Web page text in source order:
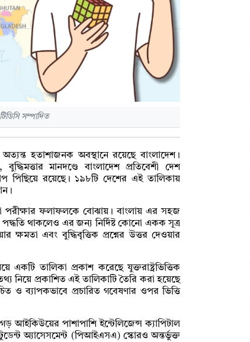
সম্পাদিত
হতাশাজনক অবস্থানে রয়েছে বাংলাদেশ।
মানদণ্ডে বাংলাদেশ প্রতিবেশী দেশ
পিছিয়ে রয়েছে। ১৯৮টি দেশের এই তালিকায়
পরীক্ষার ফলাফলকে বোঝায়। বাংলায় এর সহজ
পদ্ধতি থাকলেও এর জন্য নির্দিষ্ট কোনো একক সূত্র
ক্ষমতা এবং বুদ্ধিবৃত্তিক প্রশ্নের উত্তর দেওয়ার
একটি তালিকা প্রকাশ করেছে যুক্তরাষ্ট্রভিত্তিক
নিয়ে প্রকাশিত এই তালিকাটি তৈরি করা হয়েছে
ও ব্যাপকভাবে প্রচারিত গবেষণার ওপর ভিত্তি
আইকিউয়ের পাশাপাশি ইন্টেলিজেন্স ক্যাপিটাল
অ্যাসেসমেন্ট (পিআইএসএ) স্কোরও অন্তর্ভুক্ত